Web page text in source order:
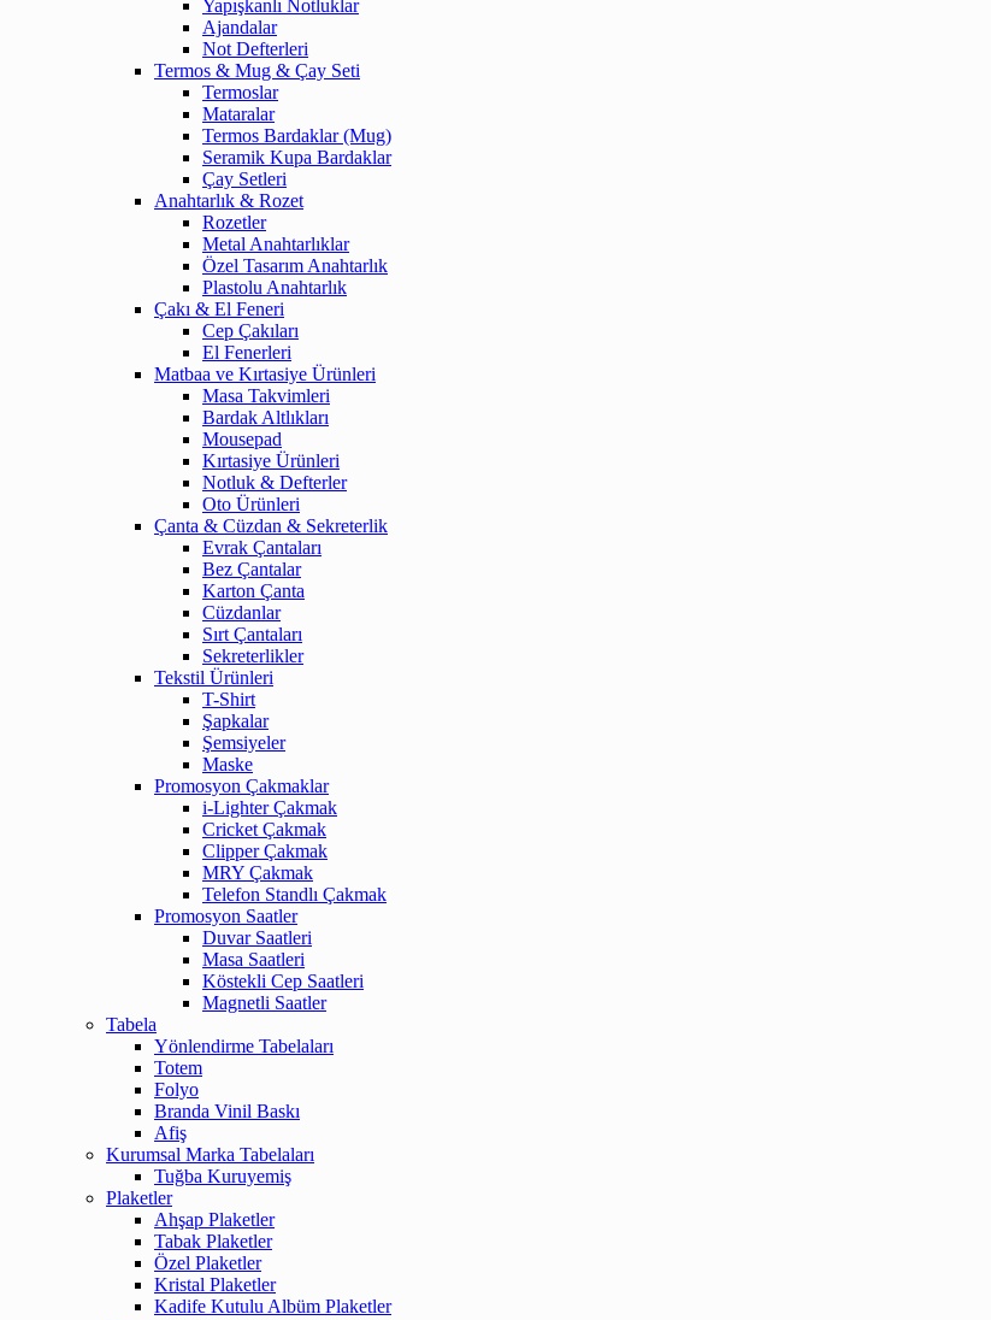
Yapışkanlı Notluklar
Ajandalar
Not Defterleri
Termos & Mug & Çay Seti
Termoslar
Mataralar
Termos Bardaklar (Mug)
Seramik Kupa Bardaklar
Çay Setleri
Anahtarlık & Rozet
Rozetler
Metal Anahtarlıklar
Özel Tasarım Anahtarlık
Plastolu Anahtarlık
Çakı & El Feneri
Cep Çakıları
El Fenerleri
Matbaa ve Kırtasiye Ürünleri
Masa Takvimleri
Bardak Altlıkları
Mousepad
Kırtasiye Ürünleri
Notluk & Defterler
Oto Ürünleri
Çanta & Cüzdan & Sekreterlik
Evrak Çantaları
Bez Çantalar
Karton Çanta
Cüzdanlar
Sırt Çantaları
Sekreterlikler
Tekstil Ürünleri
T-Shirt
Şapkalar
Şemsiyeler
Maske
Promosyon Çakmaklar
i-Lighter Çakmak
Cricket Çakmak
Clipper Çakmak
MRY Çakmak
Telefon Standlı Çakmak
Promosyon Saatler
Duvar Saatleri
Masa Saatleri
Köstekli Cep Saatleri
Magnetli Saatler
Tabela
Yönlendirme Tabelaları
Totem
Folyo
Branda Vinil Baskı
Afiş
Kurumsal Marka Tabelaları
Tuğba Kuruyemiş
Plaketler
Ahşap Plaketler
Tabak Plaketler
Özel Plaketler
Kristal Plaketler
Kadife Kutulu Albüm Plaketler